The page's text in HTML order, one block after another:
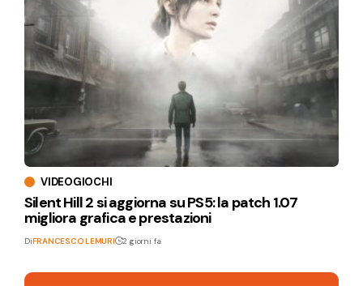
VIDEOGIOCHI
Silent Hill 2 si aggiorna su PS5: la patch 1.07
migliora grafica e prestazioni
DiFRANCESCO LEMURI 2 giorni fa